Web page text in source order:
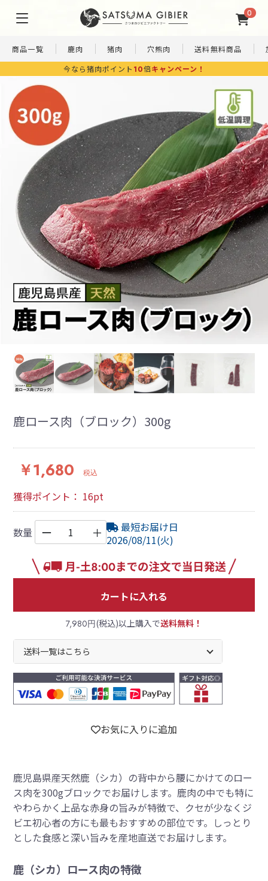
0
商品一覧 鹿肉 猪肉 穴熊肉 送料無料商品
円(税込)以上購入で送料無料！ギフト対応◎
鹿ロース肉（ブロック）300g
￥1,680 税込
獲得ポイント： 16pt
数量 ー ＋
最短お届け日
2026/08/11(火)
カートに入れる
7,980円(税込)以上購入で送料無料！
送料一覧はこちら
お気に入りに追加
鹿児島県産天然鹿（シカ）の背中から腰にかけてのロー
ス肉を300gブロックでお届けします。鹿肉の中でも特に
やわらかく上品な赤身の旨みが特徴で、クセが少なくジ
ビエ初心者の方にも最もおすすめの部位です。しっとり
とした食感と深い旨みを産地直送でお届けします。
鹿（シカ）ロース肉の特徴
訳あ
ギ
フ
ト
商
品
単
調
理
セ
ッ
ト
ペ
ッ
ト
フ
ー
ド